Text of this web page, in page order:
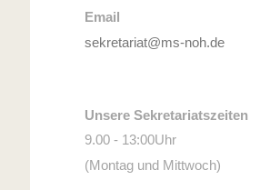
Email
sekretariat@ms-noh.de
Unsere Sekretariatszeiten
9.00 - 13:00Uhr
(Montag und Mittwoch)